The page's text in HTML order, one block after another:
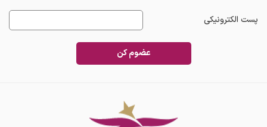
پست الکترونیکی
عضوم کن